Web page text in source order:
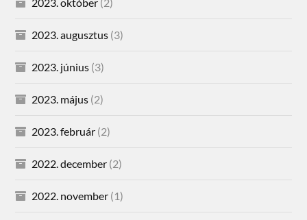
2023. augusztus (3)
2023. június (3)
2023. május (2)
2023. február (2)
2022. december (2)
2022. november (1)